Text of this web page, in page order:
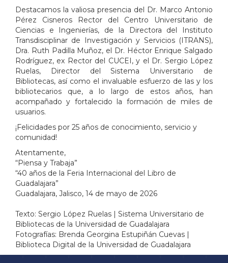
Destacamos la valiosa presencia del Dr. Marco Antonio
Pérez Cisneros Rector del Centro Universitario de
Ciencias e Ingenierías, de la Directora del Instituto
Transdisciplinar de Investigación y Servicios (ITRANS),
Dra. Ruth Padilla Muñoz, el Dr. Héctor Enrique Salgado
Rodríguez, ex Rector del CUCEI, y el Dr. Sergio López
Ruelas, Director del Sistema Universitario de
Bibliotecas, así como el invaluable esfuerzo de las y los
bibliotecarios que, a lo largo de estos años, han
acompañado y fortalecido la formación de miles de
usuarios.
¡Felicidades por 25 años de conocimiento, servicio y
comunidad!
Atentamente,
“Piensa y Trabaja”
“40 años de la Feria Internacional del Libro de
Guadalajara”
Guadalajara, Jalisco, 14 de mayo de 2026
Texto: Sergio López Ruelas | Sistema Universitario de
Bibliotecas de la Universidad de Guadalajara
Fotografías: Brenda Georgina Estupiñán Cuevas |
Biblioteca Digital de la Universidad de Guadalajara